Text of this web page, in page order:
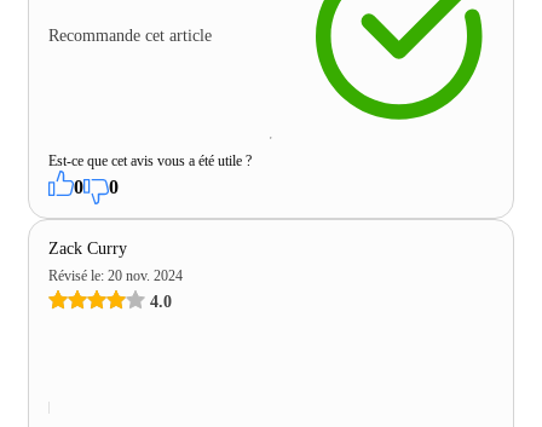
Recommande cet article
Est-ce que cet avis vous a été utile ?
0 0
Zack Curry
Révisé le: 20 nov. 2024
4.0